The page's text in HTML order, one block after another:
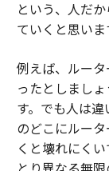
という、人だ
ていくと思いま
例えば、ルー
ったとしまし
す。でも人は
のどこにルー
くと壊れにく